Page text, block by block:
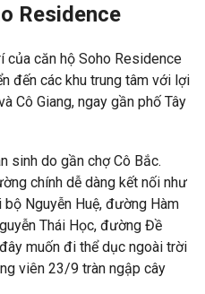
Residence
của căn hộ Soho Residence
đến các khu trung tâm với lợi
Cô Giang, ngay gần phố Tây
sinh do gần chợ Cô Bắc.
chính dễ dàng kết nối như
Nguyễn Huệ, đường Hàm
Thái Học, đường Đề
muốn đi thể dục ngoài trời
viên 23/9 tràn ngập cây